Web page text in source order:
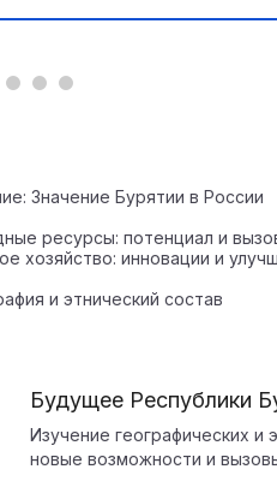
Значение Бурятии в России
ресурсы: потенциал и
хозяйство: инновации и
и этнический состав
Будущее Республики
Изучение географических и
новые возможности и